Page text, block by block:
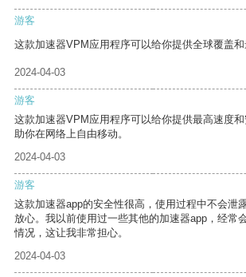
游客
这款加速器VPM应用程序可以给你提供全球覆盖和
2024-04-03
游客
这款加速器VPM应用程序可以给你提供最高速度
助你在网络上自由移动。
2024-04-03
游客
这款加速器app的安全性很高，使用过程中不会泄
放心。我以前使用过一些其他的加速器app，经常
情况，这让我非常担心。
2024-04-03